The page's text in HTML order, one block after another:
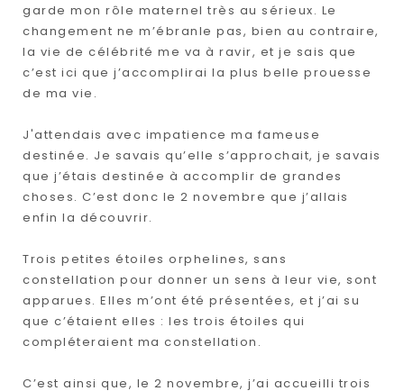
garde mon rôle maternel très au sérieux. Le
changement ne m’ébranle pas, bien au contraire,
la vie de célébrité me va à ravir, et je sais que
c’est ici que j’accomplirai la plus belle prouesse
de ma vie.
J'attendais avec impatience ma fameuse
destinée. Je savais qu’elle s’approchait, je savais
que j’étais destinée à accomplir de grandes
choses. C’est donc le 2 novembre que j’allais
enfin la découvrir.
Trois petites étoiles orphelines, sans
constellation pour donner un sens à leur vie, sont
apparues. Elles m’ont été présentées, et j’ai su
que c’étaient elles : les trois étoiles qui
compléteraient ma constellation.
C’est ainsi que, le 2 novembre, j’ai accueilli trois